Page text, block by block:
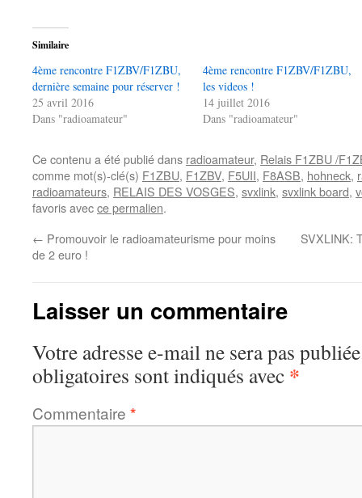
Similaire
4ème rencontre F1ZBV/F1ZBU,
dernière semaine pour réserver !
25 avril 2016
Dans "radioamateur"
4ème rencontre F1ZBV/F1ZBU,
les videos !
14 juillet 2016
Dans "radioamateur"
Ce contenu a été publié dans radioamateur, Relais F1ZBU /
comme mot(s)-clé(s) F1ZBU, F1ZBV, F5UII, F8ASB, hohneck,
radioamateurs, RELAIS DES VOSGES, svxlink, svxlink board,
favoris avecce permalien.
← Promouvoir le radioamateurisme pour moins
de 2 euro !
SVXLINK:
Laisser un commentaire
Votre adresse e-mail ne sera pas
obligatoires sont indiqués avec *
Commentaire *